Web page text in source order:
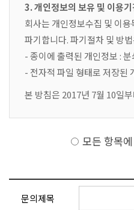
3. 개인정보의 보유 및 이용
회사는 개인정보수집 및 이
파기합니다. 파기절차 및 방
- 종이에 출력된 개인정보 :
- 전자적 파일 형태로 저장된
본 방침은 2017년 7월 10일
모든 항목
문의제목